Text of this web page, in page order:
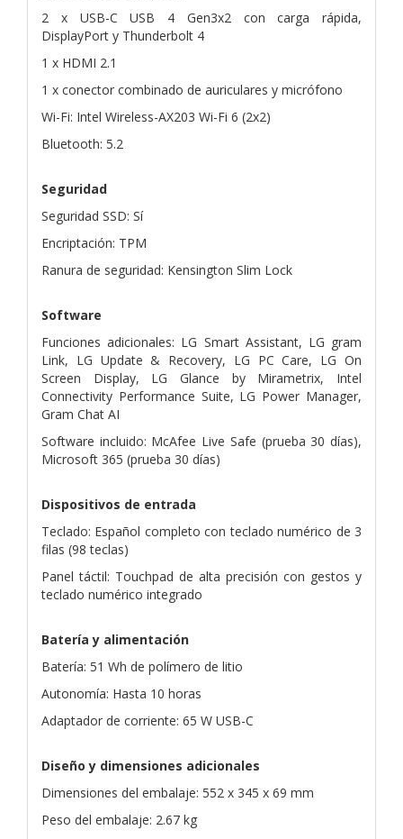
2 x USB-C USB 4 Gen3x2 con carga rápida,
DisplayPort y Thunderbolt 4
1 x HDMI 2.1
1 x conector combinado de auriculares y micrófono
Wi-Fi: Intel Wireless-AX203 Wi-Fi 6 (2x2)
Bluetooth: 5.2
Seguridad
Seguridad SSD: Sí
Encriptación: TPM
Ranura de seguridad: Kensington Slim Lock
Software
Funciones adicionales: LG Smart Assistant, LG gram
Link, LG Update & Recovery, LG PC Care, LG On
Screen Display, LG Glance by Mirametrix, Intel
Connectivity Performance Suite, LG Power Manager,
Gram Chat AI
Software incluido: McAfee Live Safe (prueba 30 días),
Microsoft 365 (prueba 30 días)
Dispositivos de entrada
Teclado: Español completo con teclado numérico de 3
filas (98 teclas)
Panel táctil: Touchpad de alta precisión con gestos y
teclado numérico integrado
Batería y alimentación
Batería: 51 Wh de polímero de litio
Autonomía: Hasta 10 horas
Adaptador de corriente: 65 W USB-C
Diseño y dimensiones adicionales
Dimensiones del embalaje: 552 x 345 x 69 mm
Peso del embalaje: 2.67 kg